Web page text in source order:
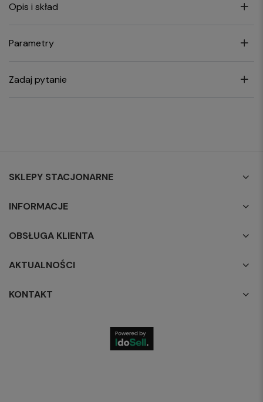
Opis i skład
Parametry
Zadaj pytanie
SKLEPY STACJONARNE
INFORMACJE
OBSŁUGA KLIENTA
AKTUALNOŚCI
KONTAKT